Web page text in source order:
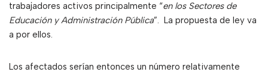
trabajadores activos principalmente “en los Sectores de
Educación y Administración Pública”. La propuesta de ley va
a por ellos.
Los afectados serían entonces un número relativamente